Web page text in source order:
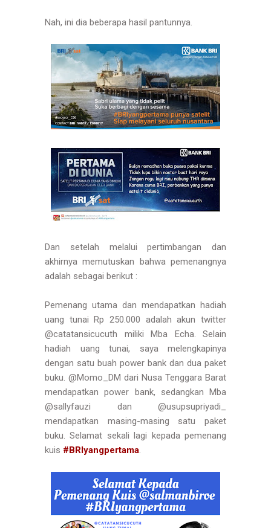
Nah, ini dia beberapa hasil pantunnya.
Dan setelah melalui pertimbangan dan
akhirnya memutuskan bahwa pemenangnya
adalah sebagai berikut :
Pemenang utama dan mendapatkan hadiah
uang tunai Rp 250.000 adalah akun twitter
@catatansicucuth miliki Mba Echa. Selain
hadiah uang tunai, saya melengkapinya
dengan satu buah power bank dan dua paket
buku. @Momo_DM dari Nusa Tenggara Barat
mendapatkan power bank, sedangkan Mba
@sallyfauzi dan @usupsupriyadi_
mendapatkan masing-masing satu paket
buku. Selamat sekali lagi kepada pemenang
kuis #BRIyangpertama.